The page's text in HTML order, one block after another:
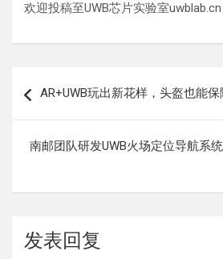
欢迎投稿至UWB芯片实验室uwblab.cn
章
航
AR+UWB玩出新花样，头盔也能
南邮团队研发UWB火场定位导航系
发表回复